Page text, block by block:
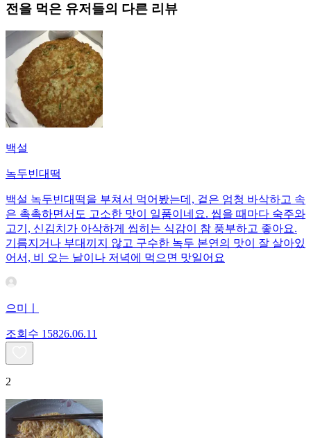
전을 먹은 유저들의 다른 리뷰
백설
녹두빈대떡
백설 녹두빈대떡을 부쳐서 먹어봤는데, 겉은 엄청 바삭하고 속
은 촉촉하면서도 고소한 맛이 일품이네요. 씹을 때마다 숙주와
고기, 신김치가 아삭하게 씹히는 식감이 참 풍부하고 좋아요.
기름지거나 부대끼지 않고 구수한 녹두 본연의 맛이 잘 살아있
어서, 비 오는 날이나 저녁에 먹으면 맛일어요
으미ㅣ
조회수 15826.06.11
2